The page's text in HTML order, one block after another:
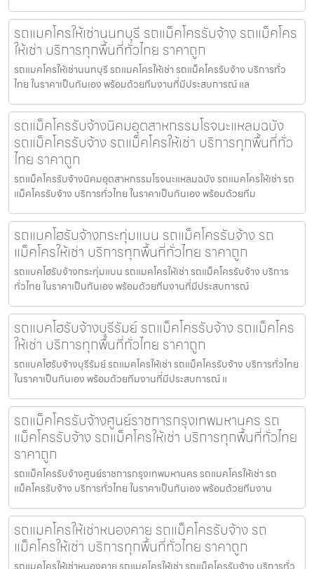
รถแมคโครให้เช่านนทบุรี รถแม็คโครรับจ้าง รถแม็คโคร
ให้เช่า บริการทุกพื้นที่ทั่วไทย ราคาถูก
รถแมคโครให้เช่านนทบุรี รถแมคโครให้เช่า รถแม็คโครรับจ้าง บริการทั่ว
ไทย ในราคาเป็นกันเอง พร้อมด้วยทีมงานที่มีประสบการณ์ แล
รถแม็คโครรับจ้างนิคมอุตสาหกรรมโรจนะแหลมฉบัง
รถแม็คโครรับจ้าง รถแม็คโครให้เช่า บริการทุกพื้นที่ทั่ว
ไทย ราคาถูก
รถแม็คโครรับจ้างนิคมอุตสาหกรรมโรจนะแหลมฉบัง รถแมคโครให้เช่า รถ
แม็คโครรับจ้าง บริการทั่วไทย ในราคาเป็นกันเอง พร้อมด้วยทีม
รถแบคโฮรับจ้างกระทุ่มแบน รถแม็คโครรับจ้าง รถ
แม็คโครให้เช่า บริการทุกพื้นที่ทั่วไทย ราคาถูก
รถแบคโฮรับจ้างกระทุ่มแบน รถแมคโครให้เช่า รถแม็คโครรับจ้าง บริการ
ทั่วไทย ในราคาเป็นกันเอง พร้อมด้วยทีมงานที่มีประสบการณ์
รถแบคโฮรับจ้างบุรีรัมย์ รถแม็คโครรับจ้าง รถแม็คโคร
ให้เช่า บริการทุกพื้นที่ทั่วไทย ราคาถูก
รถแบคโฮรับจ้างบุรีรัมย์ รถแมคโครให้เช่า รถแม็คโครรับจ้าง บริการทั่วไทย
ในราคาเป็นกันเอง พร้อมด้วยทีมงานที่มีประสบการณ์ แ
รถแม็คโครรับจ้างศูนย์ราชการกรุงเทพมหานคร รถ
แม็คโครรับจ้าง รถแม็คโครให้เช่า บริการทุกพื้นที่ทั่วไทย
ราคาถูก
รถแม็คโครรับจ้างศูนย์ราชการกรุงเทพมหานคร รถแมคโครให้เช่า รถ
แม็คโครรับจ้าง บริการทั่วไทย ในราคาเป็นกันเอง พร้อมด้วยทีมงาน
รถแมคโครให้เช่าหนองคาย รถแม็คโครรับจ้าง รถ
แม็คโครให้เช่า บริการทุกพื้นที่ทั่วไทย ราคาถูก